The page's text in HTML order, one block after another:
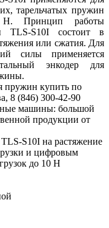
тарельчатых пружин
Принцип работы
TLS-S10I состоит в
или сжатия. Для
силы применяется
энкодер для
пружин купить по
8 (846) 300-42-90
машины: большой
продукции от
S10I на растяжение
и цифровым
до 10 Н